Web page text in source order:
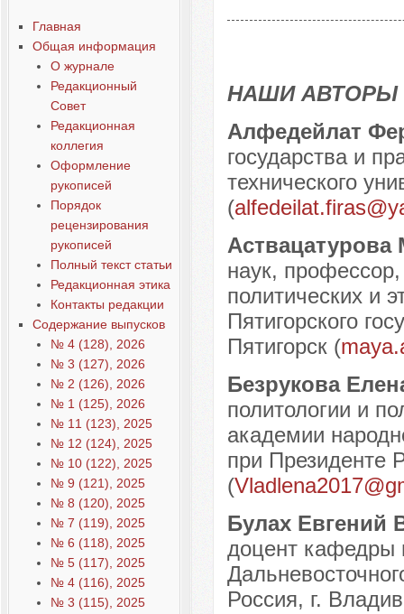
Наши авторы № 4-2020
Главная
Общая информация
О журнале
Редакционный
Совет
Редакционная
коллегия
Оформление
рукописей
Порядок
рецензирования
рукописей
Полный текст статьи
Редакционная этика
Контакты редакции
Содержание выпусков
№ 4 (128), 2026
№ 3 (127), 2026
№ 2 (126), 2026
№ 1 (125), 2026
№ 11 (123), 2025
№ 12 (124), 2025
№ 10 (122), 2025
№ 9 (121), 2025
№ 8 (120), 2025
№ 7 (119), 2025
№ 6 (118), 2025
№ 5 (117), 2025
№ 4 (116), 2025
№ 3 (115), 2025
НАШИ АВТОРЫ
Алфедейлат
государства и
технического
(
наук,
политических и
Пятигорского
Пятигорск (
Безрукова
политологии и
академии
при Президенте
(
Булах Евгений
доцент кафедры
Россия, г.